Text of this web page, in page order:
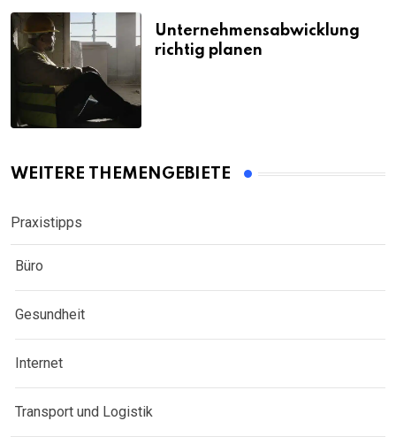
Unternehmensabwicklung
richtig planen
WEITERE THEMENGEBIETE
Praxistipps
Büro
Gesundheit
Internet
Transport und Logistik